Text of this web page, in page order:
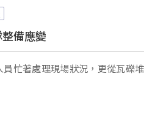
備應變
忙著處理現場狀況，更從瓦礫堆